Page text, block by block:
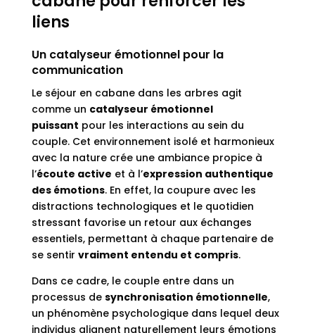
liens
Un catalyseur émotionnel pour la
communication
Le séjour en cabane dans les arbres agit
comme un catalyseur émotionnel
puissant pour les interactions au sein du
couple. Cet environnement isolé et harmonieux
avec la nature crée une ambiance propice à
l’écoute active et à l’expression authentique
des émotions. En effet, la coupure avec les
distractions technologiques et le quotidien
stressant favorise un retour aux échanges
essentiels, permettant à chaque partenaire de
se sentir vraiment entendu et compris.
Dans ce cadre, le couple entre dans un
processus de synchronisation émotionnelle,
un phénomène psychologique dans lequel deux
individus alignent naturellement leurs émotions